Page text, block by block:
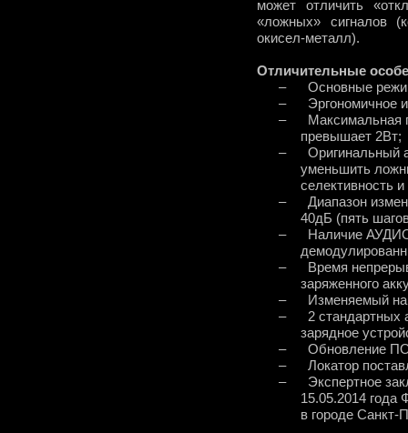
может отличить
«ложных» сигналов
окисел-металл).
Отличительные
–
Основные
–
Эргономичное
–
Максимальная
превышает 2Вт;
–
Оригинальный
уменьшить
селективность
–
Диапазон
40дБ (пять
–
Наличие
–
Время
заряженного
–
Изменяемый
–
2 стандартных
зарядное
–
Обновление
–
Локатор
–
Экспертное
15.05.2014 года
в городе Санкт-